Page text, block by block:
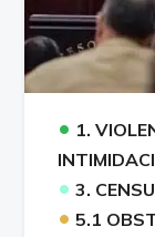
• 1.
• 3.
• 5.1